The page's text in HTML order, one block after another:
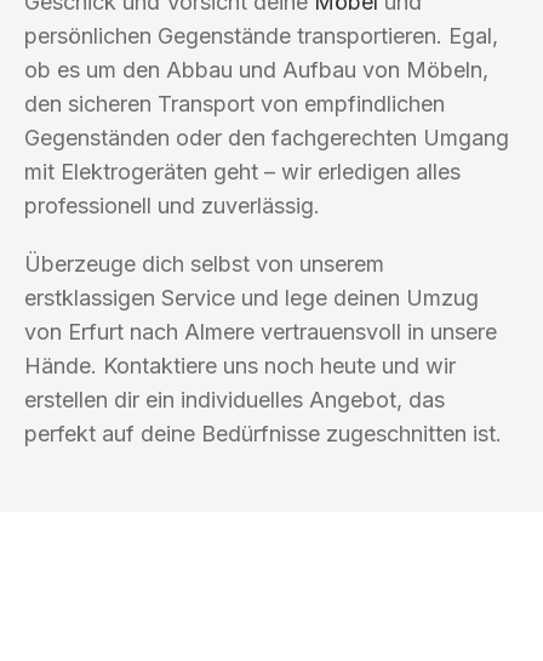
persönlichen Gegenstände transportieren. Egal,
ob es um den Abbau und Aufbau von Möbeln,
den sicheren Transport von empfindlichen
Gegenständen oder den fachgerechten Umgang
mit Elektrogeräten geht – wir erledigen alles
professionell und zuverlässig.
Überzeuge dich selbst von unserem
erstklassigen Service und lege deinen Umzug
von Erfurt nach Almere vertrauensvoll in unsere
Hände. Kontaktiere uns noch heute und wir
erstellen dir ein individuelles Angebot, das
perfekt auf deine Bedürfnisse zugeschnitten ist.